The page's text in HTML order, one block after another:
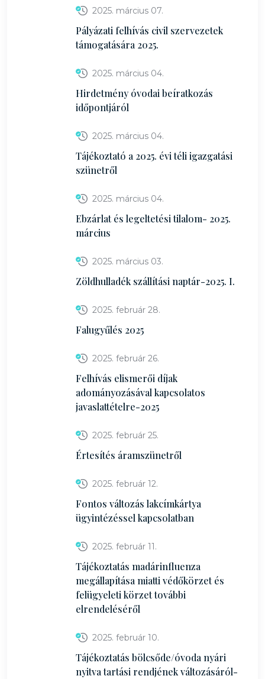
2025. március 07.
Pályázati felhívás civil szervezetek
támogatására 2025.
2025. március 04.
Hirdetmény óvodai beíratkozás
időpontjáról
2025. március 04.
Tájékoztató a 2025. évi téli igazgatási
szünetről
2025. március 04.
Ebzárlat és legeltetési tilalom- 2025.
március
2025. március 03.
Zöldhulladék szállítási naptár-2025. I.
2025. február 28.
Falugyűlés 2025
2025. február 26.
Felhívás elismerői díjak
adományozásával kapcsolatos
javaslattételre-2025
2025. február 25.
Értesítés áramszünetről
2025. február 12.
Fontos változás lakcímkártya
ügyintézéssel kapcsolatban
2025. február 11.
Tájékoztatás madárinfluenza
megállapítása miatti védőkörzet és
felügyeleti körzet további
elrendeléséről
2025. február 10.
Tájékoztatás bölcsőde/óvoda nyári
nyitva tartási rendjének változásáról-